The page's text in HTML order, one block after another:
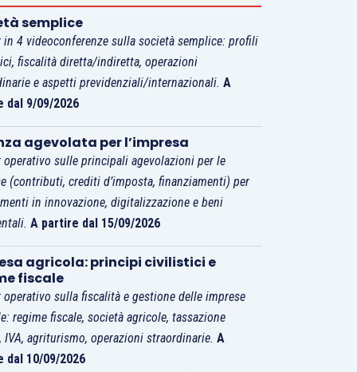
semplice
in 4 videoconferenze sulla società semplice: profili
fiscalità diretta/indiretta, operazioni
e aspetti previdenziali/internazionali.A
dal 9/09/2026
agevolata per l’impresa
operativo sulle principali agevolazioni per le
(contributi, crediti d’imposta, finanziamenti) per
in innovazione, digitalizzazione e beni
A partire dal 15/09/2026
agricola: principi civilistici e
fiscale
operativo sulla fiscalità e gestione delle imprese
regime fiscale, società agricole, tassazione
IVA, agriturismo, operazioni straordinarie.A
dal 10/09/2026